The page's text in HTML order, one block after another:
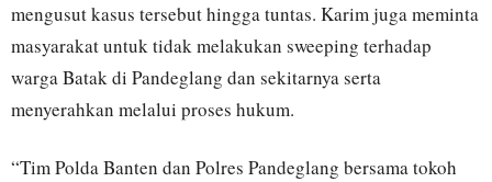
mengusut kasus tersebut hingga tuntas. Karim juga meminta
masyarakat untuk tidak melakukan sweeping terhadap
warga Batak di Pandeglang dan sekitarnya serta
menyerahkan melalui proses hukum.
“Tim Polda Banten dan Polres Pandeglang bersama tokoh